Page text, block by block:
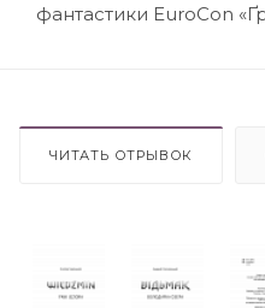
фантастики EuroCon
ЧИТАТЬ ОТРЫВОК